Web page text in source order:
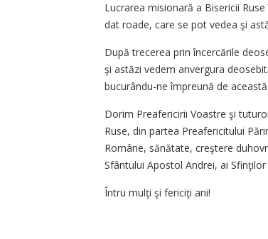
Lucrarea misionară a Bisericii
dat roade, care se pot vedea şi
După trecerea prin încercările
şi astăzi vedem anvergura
bucurându-ne împreună de
Dorim Preafericirii Voastre şi
Ruse, din partea Preafericitului
Române, sănătate, creştere
Sfântului Apostol Andrei, ai
Întru mulţi şi fericiţi ani!